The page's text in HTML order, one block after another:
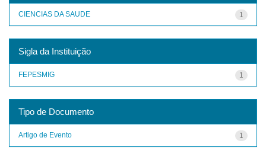
1
CIENCIAS DA SAUDE
Sigla da Instituição
1
FEPESMIG
Tipo de Documento
1
Artigo de Evento